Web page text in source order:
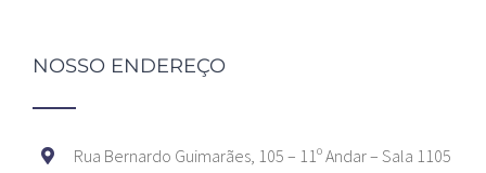
NOSSO ENDEREÇO
Rua Bernardo Guimarães, 105 – 11º Andar – Sala 1105